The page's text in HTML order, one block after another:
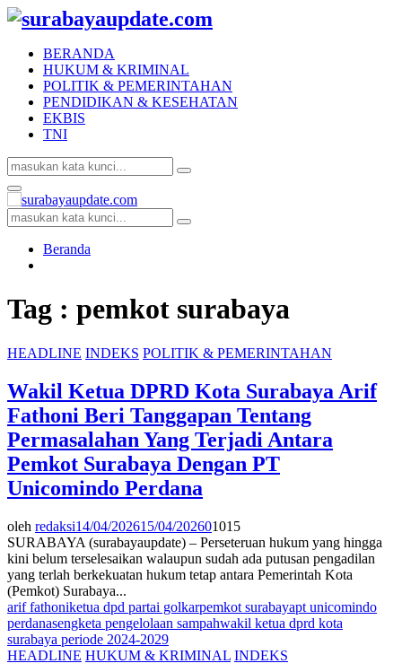
BERANDA
HUKUM & KRIMINAL
POLITIK & PEMERINTAHAN
PENDIDIKAN & KESEHATAN
EKBIS
TNI
Search
for:
Search
Facebook
Twitter
Youtube
Primary
Menu
Search
for:
Search
Beranda
Tag : pemkot surabaya
HEADLINE INDEKS POLITIK & PEMERINTAHAN
Wakil Ketua DPRD Kota Surabaya Arif
Fathoni Beri Tanggapan Tentang
Permasalahan Yang Terjadi Antara
Pemkot Surabaya Dengan PT
Unicomindo Perdana
oleh redaksi14/04/202615/04/202601015
SURABAYA (surabayaupdate) – Perseteruan hukum yang hingga
kini belum terselesaikan walaupun sudah ada putusan pengadilan
yang terlah berkekuatan hukum tetap antara Pemerintah Kota
(Pemkot) Surabaya...
arif fathoniketua dpd partai golkarpemkot surabayapt unicomindo
perdanasengketa pengelolaan sampahwakil ketua dprd kota
surabaya periode 2024-2029
HEADLINE HUKUM & KRIMINAL INDEKS